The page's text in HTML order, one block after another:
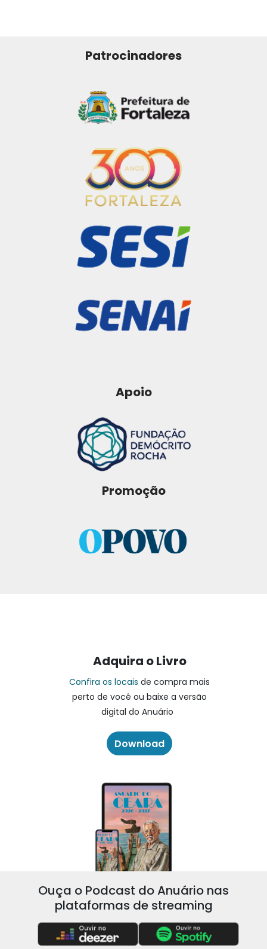
Patrocinadores
Apoio
Promoção
Adquira o Livro
Confira os locais de compra mais
perto de você ou baixe a versão
digital do Anuário
Download
Ouça o Podcast do Anuário nas
plataformas de streaming